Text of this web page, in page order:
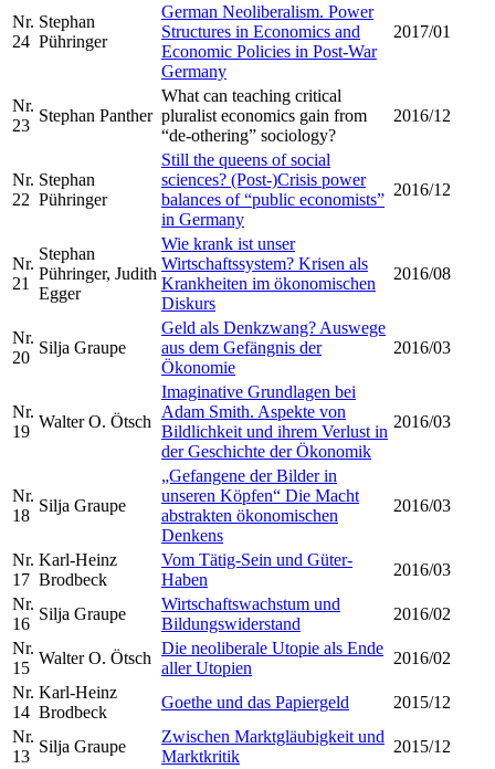
Nr.
24
Stephan
Pühringer
German Neoliberalism. Power
Structures in Economics and
Economic Policies in Post-War
Germany
2017/01
Nr.
23
Stephan Panther
What can teaching critical
pluralist economics gain from
“de-othering” sociology?
2016/12
Nr.
22
Stephan
Pühringer
Still the queens of social
sciences? (Post-)Crisis power
balances of “public economists”
in Germany
2016/12
Nr.
21
Stephan
Pühringer, Judith
Egger
Wie krank ist unser
Wirtschaftssystem? Krisen als
Krankheiten im ökonomischen
Diskurs
2016/08
Nr.
20
Silja Graupe
Geld als Denkzwang? Auswege
aus dem Gefängnis der
Ökonomie
2016/03
Nr.
19
Walter O. Ötsch
Imaginative Grundlagen bei
Adam Smith. Aspekte von
Bildlichkeit und ihrem Verlust in
der Geschichte der Ökonomik
2016/03
Nr.
18
Silja Graupe
„Gefangene der Bilder in
unseren Köpfen“ Die Macht
abstrakten ökonomischen
Denkens
2016/03
Nr.
17
Karl-Heinz
Brodbeck
Vom Tätig-Sein und Güter-
Haben
2016/03
Nr.
16
Silja Graupe
Wirtschaftswachstum und
Bildungswiderstand
2016/02
Nr.
15
Walter O. Ötsch
Die neoliberale Utopie als Ende
aller Utopien
2016/02
Nr.
14
Karl-Heinz
Brodbeck
Goethe und das Papiergeld
2015/12
Nr.
13
Silja Graupe
Zwischen Marktgläubigkeit und
Marktkritik
2015/12